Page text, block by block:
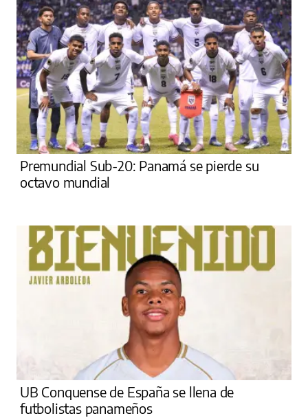
Premundial Sub-20: Panamá se pierde su
octavo mundial
UB Conquense de España se llena de
futbolistas panameños